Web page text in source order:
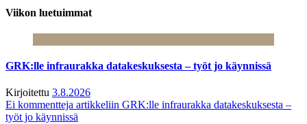
Viikon luetuimmat
GRK:lle infraurakka datakeskuksesta – työt jo käynnissä
Kirjoitettu 3.8.2026
Ei kommentteja artikkeliin GRK:lle infraurakka datakeskuksesta –
työt jo käynnissä